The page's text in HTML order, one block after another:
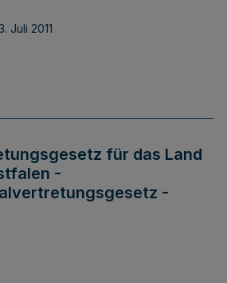
Juli 2011
für das Land
-
-